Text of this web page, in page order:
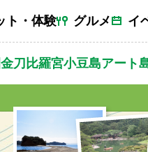
ト・体験 グルメ イ
金刀比羅宮小豆島アート